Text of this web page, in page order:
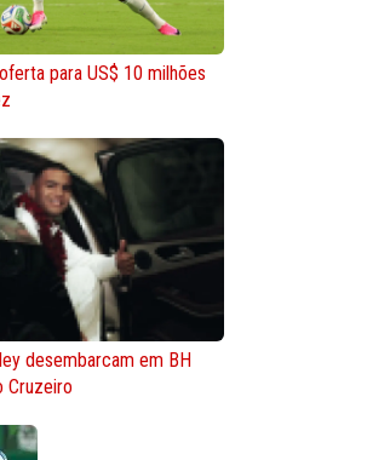
para US$ 10 milhões
desembarcam em BH
Cruzeiro